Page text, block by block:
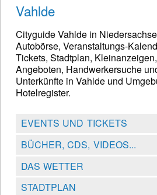
Vahlde
Cityguide Vahlde in
Autobörse, Veranstaltungs-
Tickets, Stadtplan,
Angeboten, Handwerkersuche
Unterkünfte in Vahlde und
Hotelregister.
EVENTS UND TICKETS
BÜCHER, CDS, VIDEOS...
DAS WETTER
STADTPLAN